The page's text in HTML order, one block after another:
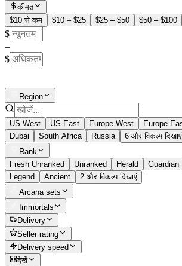
कीमत
$10 से कम
$10 – $25 $25 – $50 $50 – $100
$
–
$
Region
US West US East Europe West Europe
Dubai
South Africa Russia
6 और विकल्प दिखाएं
Rank
Fresh Unranked
Unranked Herald Guardian
Legend
Ancient
2 और विकल्प दिखाएं
Arcana sets
Immortals
Delivery
Seller rating
Delivery speed
देखें